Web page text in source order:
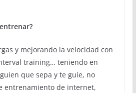
y mejorando la velocidad con
training… teniendo en
que sepa y te guíe, no
entrenamiento de internet,